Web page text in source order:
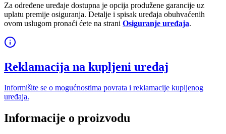
Za određene uređaje dostupna je opcija produžene garancije uz
uplatu premije osiguranja. Detalje i spisak uređaja obuhvaćenih
ovom uslugom pronaći ćete na strani Osiguranje uređaja.
Reklamacija na kupljeni uređaj
Informišite se o mogućnostima povrata i reklamacije kupljenog
uređaja.
Informacije o proizvodu